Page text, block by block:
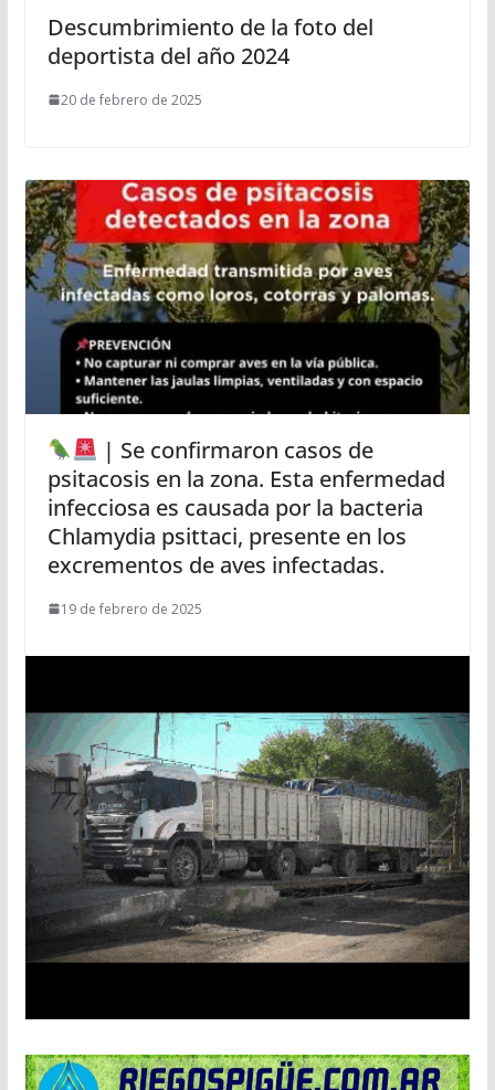
Descumbrimiento de la foto del
deportista del año 2024
20 de febrero de 2025
| Se confirmaron casos de
psitacosis en la zona. Esta enfermedad
infecciosa es causada por la bacteria
Chlamydia psittaci, presente en los
excrementos de aves infectadas.
19 de febrero de 2025